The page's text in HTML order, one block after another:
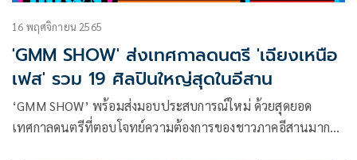
16 พฤศจิกายน 2565
'GMM SHOW' ส่งเทศกาลดนตรี 'เฉียงเหนือ
เฟส' รวม 19 ศิลปินใหญ่สุดในอีสาน
‘GMM SHOW’ พร้อมส่งมอบประสบการณ์ใหม่ ด้วยสุดยอด
เทศกาลดนตรีที่ตอบโจทย์ความต้องการของชาวภาคอีสานมาก